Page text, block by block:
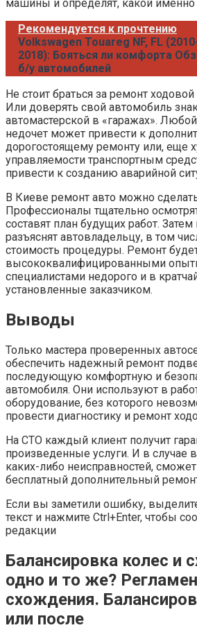
машины и определят, какой
Рекомендуется к прочтению
Volkswagen Touareg NF, FL
2018): Бояться ли комфорта
б/у автомобилей
Не стоит браться за ремонт ходовой
Или доверять свой автомобиль
автомастерской в «гаражах».
недочет может привести к
дорогостоящему ремонту или, еще
управляемости транспортным
привести к созданию аварийной
В Киеве ремонт авто можно
Профессионалы тщательно
составят план будущих работ. Затем
разъяснят автовладельцу, в том
стоимость процедуры. Ремонт
высококвалифицированными
специалистами недорого и в
установленные заказчиком.
Выводы
Только мастера проверенных
обеспечить надежный ремонт
последующую комфортную и
автомобиля. Они используют в
оборудование, без которого
провести диагностику и ремонт
На СТО каждый клиент получит
произведенные услуги. И в случае
каких-либо неисправностей,
бесплатный дополнительный
Если вы заметили ошибку,
текст и нажмите Ctrl+Enter, чтобы
редакции
Балансировка колес и
одно и то же?
схождения.
или после